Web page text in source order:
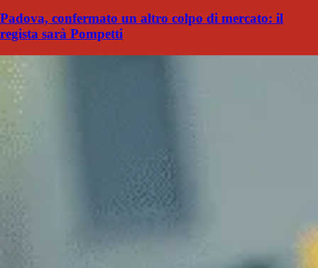
Padova, confermato un altro colpo di mercato: il
regista sarà Pompetti